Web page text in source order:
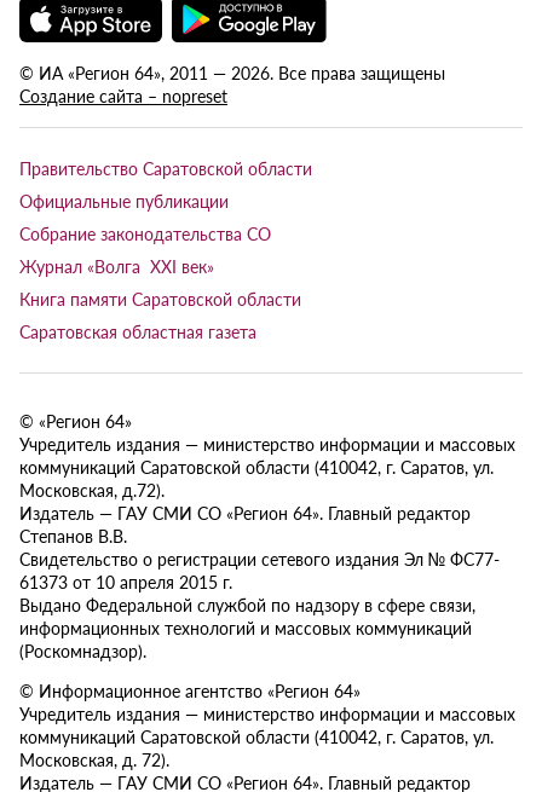
© ИА «Регион 64», 2011 — 2026. Все права защищены
Создание сайта – nopreset
Правительство Саратовской области
Официальные публикации
Собрание законодательства СО
Журнал «Волга XXI век»
Книга памяти Саратовской области
Саратовская областная газета
© «Регион 64»
Учредитель издания — министерство информации и массовых
коммуникаций Саратовской области (410042, г. Саратов, ул.
Московская, д.72).
Издатель — ГАУ СМИ СО «Регион 64». Главный редактор
Степанов В.В.
Свидетельство о регистрации сетевого издания Эл № ФС77-
61373 от 10 апреля 2015 г.
Выдано Федеральной службой по надзору в сфере связи,
информационных технологий и массовых коммуникаций
(Роскомнадзор).
© Информационное агентство «Регион 64»
Учредитель издания — министерство информации и массовых
коммуникаций Саратовской области (410042, г. Саратов, ул.
Московская, д. 72).
Издатель — ГАУ СМИ СО «Регион 64». Главный редактор